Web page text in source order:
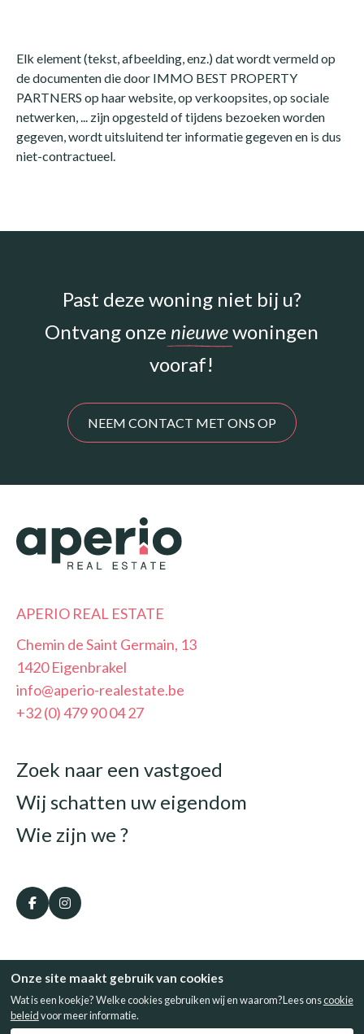
Onze site maakt gebruik van cookies
Wat is een koekje? Welke cookies gebruiken wij en waarom?Lees onscookie
beleidvoor meer informatie.
Elk element (tekst, afbeelding, enz.) dat wordt vermeld op
de documenten die door IMMO BEST PROPERTY
PARTNERS op haar website, op verkoopsites, op sociale
netwerken, ... zijn opgesteld of tijdens bezoeken worden
gegeven, wordt uitsluitend ter informatie gegeven en is dus
niet-contractueel.
Past deze woning niet bij u?
Ontvang onze nieuwewoningen
vooraf!
NEEM CONTACT MET ONS OP
APERIO REAL ESTATE
Chemin de Saint Germain, 13
1420 Eigenbrakel
info@aperio-realestate.be
+32 (0) 479 90 04 27
Zoek naar een vastgoed
Wij schatten uw eigendom
Wie zijn we ?
Privacybeleid
Cookies
Aperio Real Estate - Ondernemingsnummer : 0792.379.835 - Maatschappelijke
zetel : Chemin de Saint Germain, 13, 1420 Eigenbrakel